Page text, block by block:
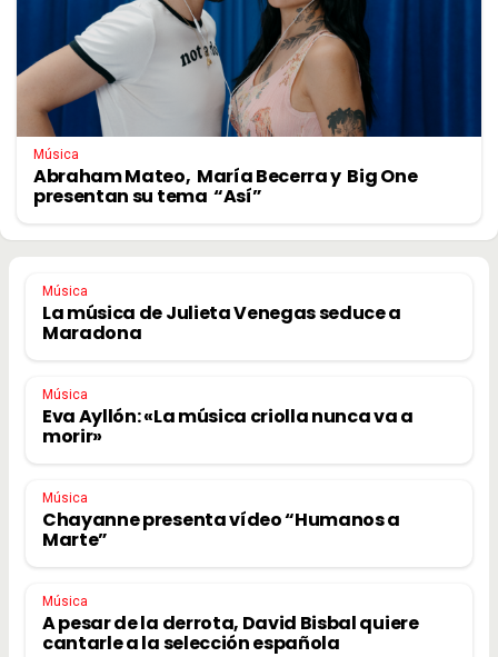
Música
Abraham Mateo, María Becerra y Big One
presentan su tema “Así”
Música
La música de Julieta Venegas seduce a
Maradona
Música
Eva Ayllón: «La música criolla nunca va a
morir»
Música
Chayanne presenta vídeo “Humanos a
Marte”
Música
A pesar de la derrota, David Bisbal quiere
cantarle a la selección española